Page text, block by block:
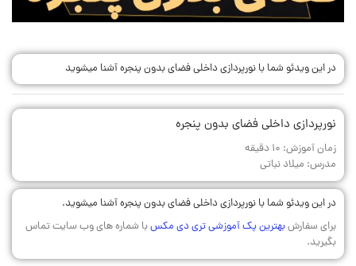
در این ویدئو شما با نورپردازی داخلی فضای بدون پنجره آشنا میشوید
نورپردازی داخلی فضای بدون پنجره
زمان آموزش: 10 دقیقه
مدرس: میلاد نباتی
در این ویدئو شما با نورپردازی داخلی فضای بدون پنجره آشنا میشوید.
برای سفارشبهترین پک آموزشی تری دی مکسبا شماره های وب سایت تماس
بگیرید.